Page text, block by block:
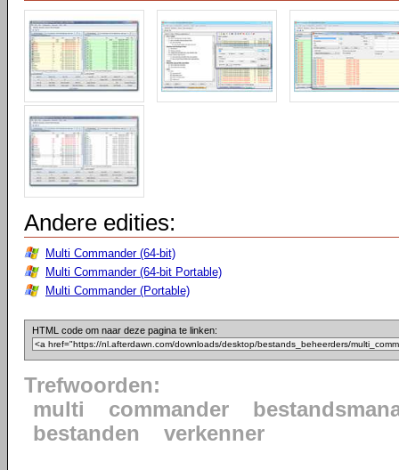
Andere edities:
Multi Commander (64-bit)
Multi Commander (64-bit Portable)
Multi Commander (Portable)
HTML code om naar deze pagina te linken:
Trefwoorden:
multi
commander
bestanden
verkenner